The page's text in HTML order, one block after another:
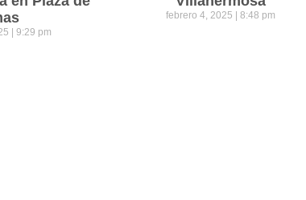
9:29 pm
febrero 4, 2025 8:48 pm